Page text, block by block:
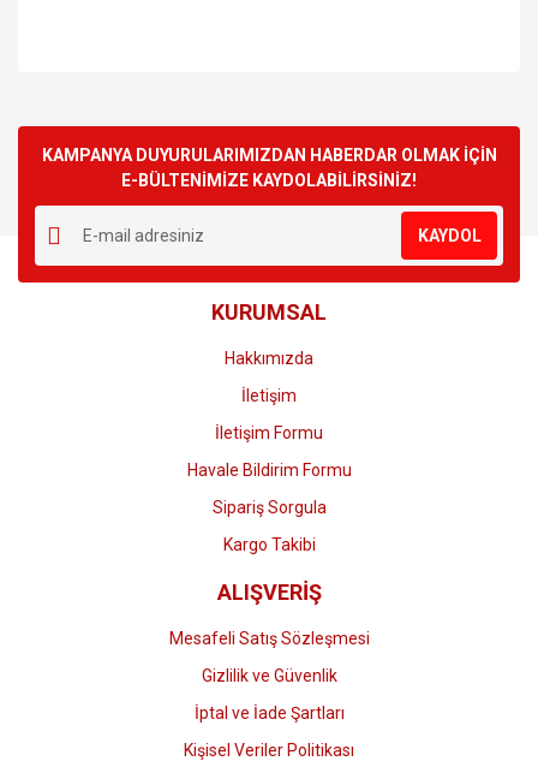
Yorum Yaz
kullanarak tarafımıza iletebilirsiniz.
Görüş ve önerileriniz için teşekkür ederiz.
Ürün resmi kalitesiz, bozuk veya görüntülenemiyor.
Ürün açıklamasında eksik bilgiler bulunuyor.
Ürün bilgilerinde hatalar bulunuyor.
Ürün fiyatı diğer sitelerden daha pahalı.
Gönder
KAMPANYA DUYURULARIMIZDAN HABERDAR OLMAK İÇİN
E-BÜLTENİMİZE KAYDOLABİLİRSİNİZ!
KAYDOL
KURUMSAL
Hakkımızda
İletişim
İletişim Formu
Havale Bildirim Formu
Sipariş Sorgula
Kargo Takibi
ALIŞVERİŞ
Mesafeli Satış Sözleşmesi
Gizlilik ve Güvenlik
İptal ve İade Şartları
Kişisel Veriler Politikası